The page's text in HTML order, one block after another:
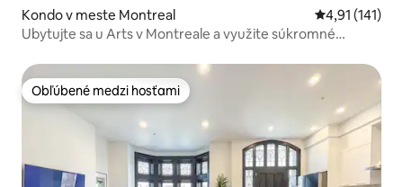
Kondo v meste Montreal Priemerné
4,91 (141)
Ubytujte sa u Arts v Montreale a využite súkromné
Obľúbené medzi hosťami
Obľúbené medzi hosťami